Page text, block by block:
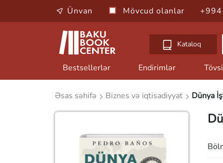
Ünvan Mövcud olanlar
Kataloq
Bestsellerlər Endirimlər
Əsas səhifə Biznes və iqtisadiyyat Dünya